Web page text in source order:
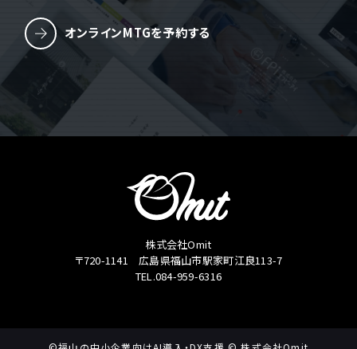
オンラインMTGを予約する
株式会社Omit
〒720-1141 広島県福山市駅家町江良113-7
TEL.084-959-6316